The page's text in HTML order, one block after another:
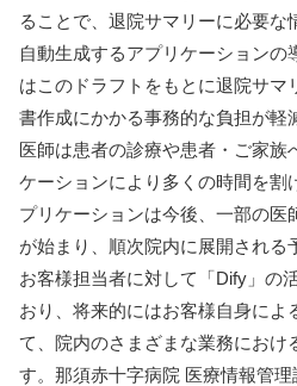
ることで、退院サマリーに必要な
自動生成するアプリケーションの
はこのドラフトをもとに退院サマ
書作成にかかる事務的な負担が軽
医師は患者の診療や患者・ご家族
ケーションにより多くの時間を割
プリケーションは今後、一部の医
が始まり、順次院内に展開される
お客様担当者に対して「Dify」の
おり、将来的にはお客様自身によ
て、院内のさまざまな業務におけ
す。那須赤十字病院 医療情報管